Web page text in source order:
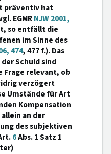
präventiv hat
EGMRNJW 2001,
so entfällt die
im Sinne des
474, 477 f.). Das
Schuld sind
Frage relevant, ob
verzögert
Umstände für Art
Kompensation
an der
des subjektiven
6Abs. 1 Satz 1